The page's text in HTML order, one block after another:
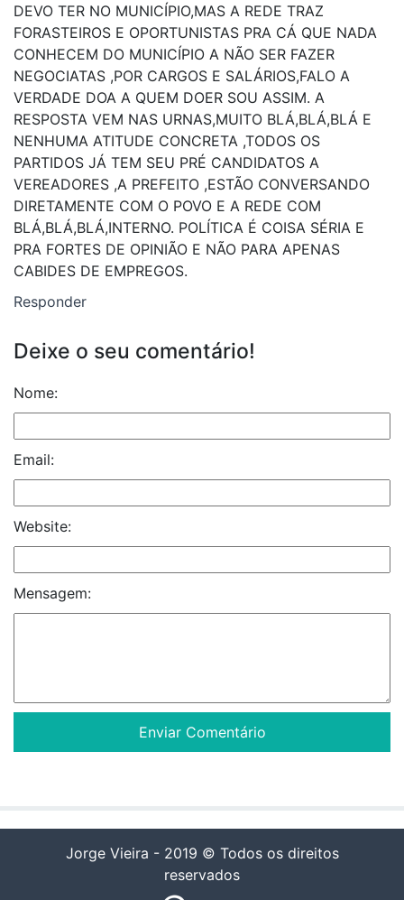
DEVO TER NO MUNICÍPIO,MAS A REDE TRAZ
FORASTEIROS E OPORTUNISTAS PRA CÁ QUE NADA
CONHECEM DO MUNICÍPIO A NÃO SER FAZER
NEGOCIATAS ,POR CARGOS E SALÁRIOS,FALO A
VERDADE DOA A QUEM DOER SOU ASSIM. A
RESPOSTA VEM NAS URNAS,MUITO BLÁ,BLÁ,BLÁ E
NENHUMA ATITUDE CONCRETA ,TODOS OS
PARTIDOS JÁ TEM SEU PRÉ CANDIDATOS A
VEREADORES ,A PREFEITO ,ESTÃO CONVERSANDO
DIRETAMENTE COM O POVO E A REDE COM
BLÁ,BLÁ,BLÁ,INTERNO. POLÍTICA É COISA SÉRIA E
PRA FORTES DE OPINIÃO E NÃO PARA APENAS
CABIDES DE EMPREGOS.
Responder
Deixe o seu comentário!
Nome:
Email:
Website:
Mensagem:
Jorge Vieira - 2019 © Todos os direitos
reservados